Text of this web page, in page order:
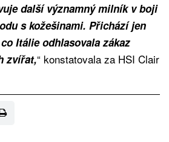
další významný milník v boji
s kožešinami. Přichází jen
Itálie odhlasovala zákaz
zvířat,“ konstatovala za HSI Clair